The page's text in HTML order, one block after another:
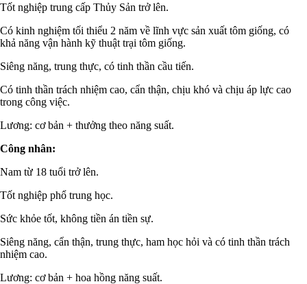
Tốt nghiệp trung cấp Thủy Sản trở lên.
Có kinh nghiệm tối thiểu 2 năm về lĩnh vực sản xuất tôm giống, có
khả năng vận hành kỹ thuật trại tôm giống.
Siêng năng, trung thực, có tinh thần cầu tiến.
Có tinh thần trách nhiệm cao, cẩn thận, chịu khó và chịu áp lực cao
trong công việc.
Lương: cơ bản + thưởng theo năng suất.
Công nhân:
Nam từ 18 tuổi trở lên.
Tốt nghiệp phổ trung học.
Sức khỏe tốt, không tiền án tiền sự.
Siêng năng, cẩn thận, trung thực, ham học hỏi và có tinh thần trách
nhiệm cao.
Lương: cơ bản + hoa hồng năng suất.